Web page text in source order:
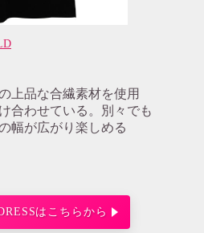
上品な合繊素材を使用
合わせている。別々でも
幅が広がり楽しめる
はこちらから